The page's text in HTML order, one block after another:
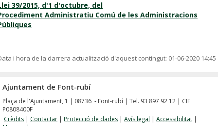
39/2015, d'1 d'octubre, del
Administratiu Comú de les Administracions
i hora de la darrera actualització d'aquest contingut: 01-06-2020 14:45
Ajuntament de Font-rubí
Plaça de l'Ajuntament, 1 | 08736 - Font-rubí | Tel. 93 897 92 12 | CIF
P0808400F
Crèdits | Contactar | Protecció de dades | Avís legal | Accessibilitat |